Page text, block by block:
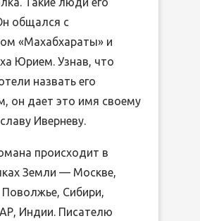
общался с
«Махабхараты» и
Юрием. Узнав, что
назвать его
он дает это имя своему
Иверневу.
происходит в
Земли — Москве,
Поволжье, Сибири,
Индии. Писателю